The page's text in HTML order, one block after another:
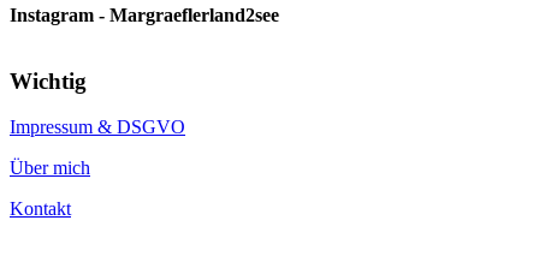
Instagram - Margraeflerland2see
Wichtig
Impressum & DSGVO
Über mich
Kontakt